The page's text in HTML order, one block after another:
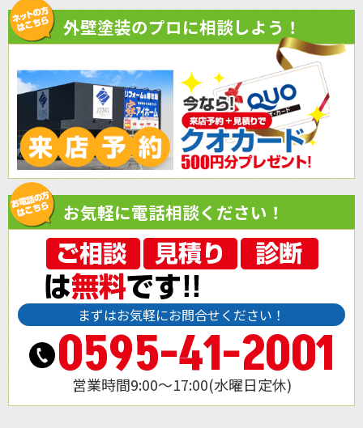
外壁塗装のプロに相談しよう！
お気軽に電話相談ください！
まずはお気軽にお問合せください！
0595-41-2001
営業時間9:00～17:00(水曜日定休)